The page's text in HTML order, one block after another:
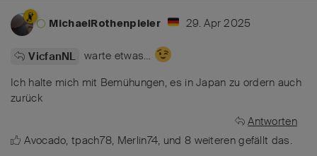
MichaelRothenpieler 29. Apr 2025
VicfanNL
warte etwas…
Ich halte mich mit Bemühungen, es in Japan zu ordern auch
zurück
Antworten
Avocado,tpach78, Merlin74, und 8 weiterengefällt das.